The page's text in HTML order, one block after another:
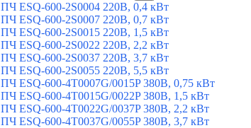
ПЧ ESQ-600-2S0004 220В, 0,4 кВт
ПЧ ESQ-600-2S0007 220В, 0,7 кВт
ПЧ ESQ-600-2S0015 220В, 1,5 кВт
ПЧ ESQ-600-2S0022 220В, 2,2 кВт
ПЧ ESQ-600-2S0037 220В, 3,7 кВт
ПЧ ESQ-600-2S0055 220В, 5,5 кВт
ПЧ ESQ-600-4T0007G/0015P 380В, 0,75 кВт
ПЧ ESQ-600-4T0015G/0022P 380В, 1,5 кВт
ПЧ ESQ-600-4T0022G/0037P 380В, 2,2 кВт
ПЧ ESQ-600-4T0037G/0055P 380В, 3,7 кВт